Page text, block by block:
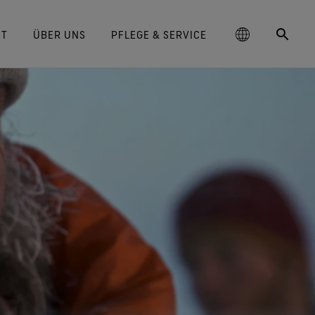
Lifestyle-Produkte
GOREWEAR
Schutz und Komfort.
Invisible Fit Schuhe
Passform, angenehmes
Tragegefühl. Garantiert
wasserdicht.
SURROUND® Schuhe
Technologien für Schuhe
WINDSTOPPER® Stretch-
Handschuhe by GORE‑TEX LABS®
WINDSTOPPER® Handschuhe by
Performance
handeln durch
wissenschaftsbasierte
Innovationen.
Langlebige Produkte
Wissenschaftsbasierte
Umfassendes Engagement
einem Schlüsselfaktor in der
Outdoor-Branche entwickelt hat.
Unser Whitepaper ist ab sofort
ÜBER UNS
Breaking Trails Serie
PFLEGE & SERVICE
DWR-Imprägnierung
Reparaturinformationen
Garantie und Rückgabe
Häufig gestellte Fragen
Kingdom
Australia / New Zealand